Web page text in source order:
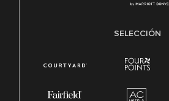
SELECCIÓN